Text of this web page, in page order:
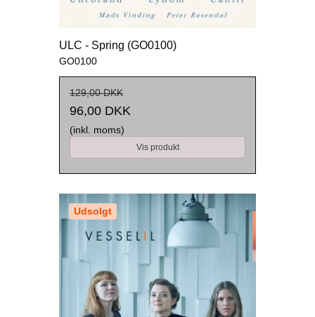
ULC - Spring (GO0100)
GO0100
129,00 DKK
96,00 DKK
(inkl. moms)
Vis produkt
Udsolgt